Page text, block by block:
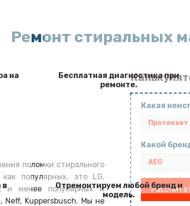
на
Бесплатная диагностика при
ремонте.
в
Отремонтируем любой бренд и
модель.
Ремонт стиральных
поломки стирального
популярных, это LG,
и менее популярных и
Neff, Kuppersbusch. Мы не
Какая
Какой